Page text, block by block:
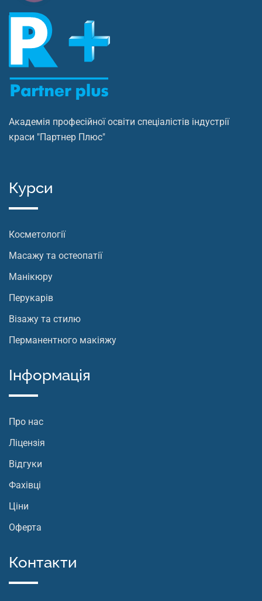
Академія професійної освіти спеціалістів індустрії
краси "Партнер Плюс"
Курси
Косметології
Масажу та остеопатії
Манікюру
Перукарів
Візажу та стилю
Перманентного макіяжу
Інформація
Про нас
Ліцензія
Відгуки
Фахівці
Ціни
Оферта
Контакти